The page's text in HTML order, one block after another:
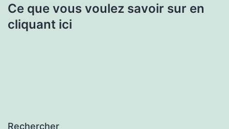
Ce que vous voulez savoir sur en
cliquant ici
Rechercher